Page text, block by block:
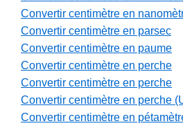
Convertir centimètre en
Convertir centimètre en parsec
Convertir centimètre en paume
Convertir centimètre en perche
Convertir centimètre en perche
Convertir centimètre en perche
Convertir centimètre en